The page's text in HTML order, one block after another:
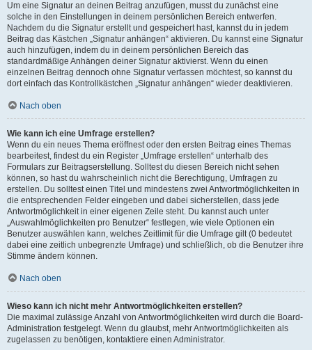
Um eine Signatur an deinen Beitrag anzufügen, musst du zunächst eine
solche in den Einstellungen in deinem persönlichen Bereich entwerfen.
Nachdem du die Signatur erstellt und gespeichert hast, kannst du in jedem
Beitrag das Kästchen „Signatur anhängen“ aktivieren. Du kannst eine Signatur
auch hinzufügen, indem du in deinem persönlichen Bereich das
standardmäßige Anhängen deiner Signatur aktivierst. Wenn du einen
einzelnen Beitrag dennoch ohne Signatur verfassen möchtest, so kannst du
dort einfach das Kontrollkästchen „Signatur anhängen“ wieder deaktivieren.
Nach oben
Wie kann ich eine Umfrage erstellen?
Wenn du ein neues Thema eröffnest oder den ersten Beitrag eines Themas
bearbeitest, findest du ein Register „Umfrage erstellen“ unterhalb des
Formulars zur Beitragserstellung. Solltest du diesen Bereich nicht sehen
können, so hast du wahrscheinlich nicht die Berechtigung, Umfragen zu
erstellen. Du solltest einen Titel und mindestens zwei Antwortmöglichkeiten in
die entsprechenden Felder eingeben und dabei sicherstellen, dass jede
Antwortmöglichkeit in einer eigenen Zeile steht. Du kannst auch unter
„Auswahlmöglichkeiten pro Benutzer“ festlegen, wie viele Optionen ein
Benutzer auswählen kann, welches Zeitlimit für die Umfrage gilt (0 bedeutet
dabei eine zeitlich unbegrenzte Umfrage) und schließlich, ob die Benutzer ihre
Stimme ändern können.
Nach oben
Wieso kann ich nicht mehr Antwortmöglichkeiten erstellen?
Die maximal zulässige Anzahl von Antwortmöglichkeiten wird durch die Board-
Administration festgelegt. Wenn du glaubst, mehr Antwortmöglichkeiten als
zugelassen zu benötigen, kontaktiere einen Administrator.